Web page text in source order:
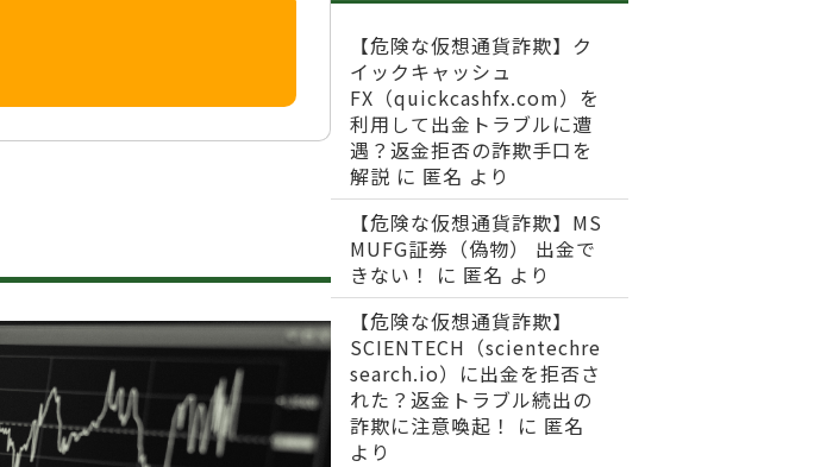
【危険な仮想通貨詐欺】ク
イックキャッシュ
FX（quickcashfx.com）を
利用して出金トラブルに遭
遇？返金拒否の詐欺手口を
解説 に 匿名 より
【危険な仮想通貨詐欺】MS
MUFG証券（偽物） 出金で
きない！
に 匿名 より
【危険な仮想通貨詐欺】
SCIENTECH（scientechre
search.io）に出金を拒否さ
れた？返金トラブル続出の
詐欺に注意喚起！
に 匿名
より